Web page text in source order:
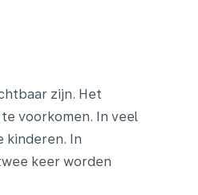
zijn. Het
voorkomen. In veel
kinderen. In
keer worden